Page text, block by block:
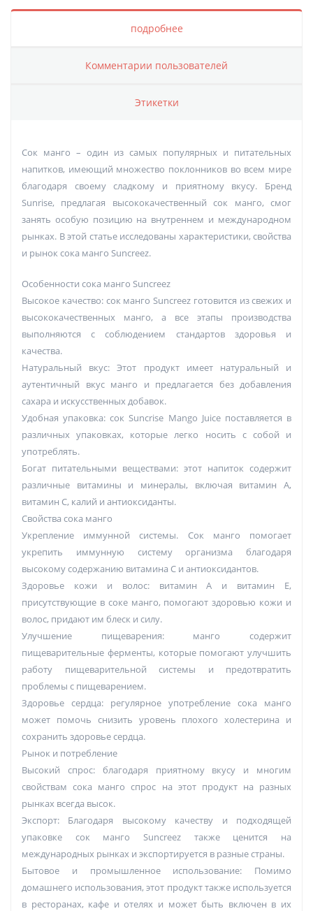
подробнее
Комментарии пользователей
Этикетки
Сок манго – один из самых популярных и питательных
напитков, имеющий множество поклонников во всем мире
благодаря своему сладкому и приятному вкусу. Бренд
Sunrise, предлагая высококачественный сок манго, смог
занять особую позицию на внутреннем и международном
рынках. В этой статье исследованы характеристики, свойства
и рынок сока манго Suncreez.
Особенности сока манго Suncreez
Высокое качество: сок манго Suncreez готовится из свежих и
высококачественных манго, а все этапы производства
выполняются с соблюдением стандартов здоровья и
качества.
Натуральный вкус: Этот продукт имеет натуральный и
аутентичный вкус манго и предлагается без добавления
сахара и искусственных добавок.
Удобная упаковка: сок Suncrise Mango Juice поставляется в
различных упаковках, которые легко носить с собой и
употреблять.
Богат питательными веществами: этот напиток содержит
различные витамины и минералы, включая витамин А,
витамин С, калий и антиоксиданты.
Свойства сока манго
Укрепление иммунной системы. Сок манго помогает
укрепить иммунную систему организма благодаря
высокому содержанию витамина С и антиоксидантов.
Здоровье кожи и волос: витамин А и витамин Е,
присутствующие в соке манго, помогают здоровью кожи и
волос, придают им блеск и силу.
Улучшение пищеварения: манго содержит
пищеварительные ферменты, которые помогают улучшить
работу пищеварительной системы и предотвратить
проблемы с пищеварением.
Здоровье сердца: регулярное употребление сока манго
может помочь снизить уровень плохого холестерина и
сохранить здоровье сердца.
Рынок и потребление
Высокий спрос: благодаря приятному вкусу и многим
свойствам сока манго спрос на этот продукт на разных
рынках всегда высок.
Экспорт: Благодаря высокому качеству и подходящей
упаковке сок манго Suncreez также ценится на
международных рынках и экспортируется в разные страны.
Бытовое и промышленное использование: Помимо
домашнего использования, этот продукт также используется
в ресторанах, кафе и отелях и может быть включен в их